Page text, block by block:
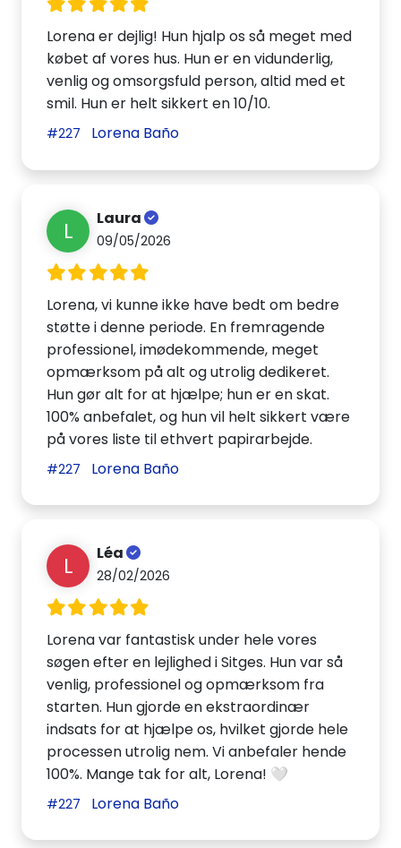
Lorena er dejlig! Hun hjalp os så meget med
købet af vores hus. Hun er en vidunderlig,
venlig og omsorgsfuld person, altid med et
smil. Hun er helt sikkert en 10/10.
#227 Lorena Baño
L Laura
09/05/2026
Lorena, vi kunne ikke have bedt om bedre
støtte i denne periode. En fremragende
professionel, imødekommende, meget
opmærksom på alt og utrolig dedikeret.
Hun gør alt for at hjælpe; hun er en skat.
100% anbefalet, og hun vil helt sikkert være
på vores liste til ethvert papirarbejde.
#227 Lorena Baño
L Léa
28/02/2026
Lorena var fantastisk under hele vores
søgen efter en lejlighed i Sitges. Hun var så
venlig, professionel og opmærksom fra
starten. Hun gjorde en ekstraordinær
indsats for at hjælpe os, hvilket gjorde hele
processen utrolig nem. Vi anbefaler hende
100%. Mange tak for alt, Lorena! 🤍
#227 Lorena Baño